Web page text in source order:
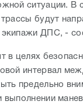
ситуации. В
будут
экипажи ДПС, -
в целях
интервал
предельно
выполнении